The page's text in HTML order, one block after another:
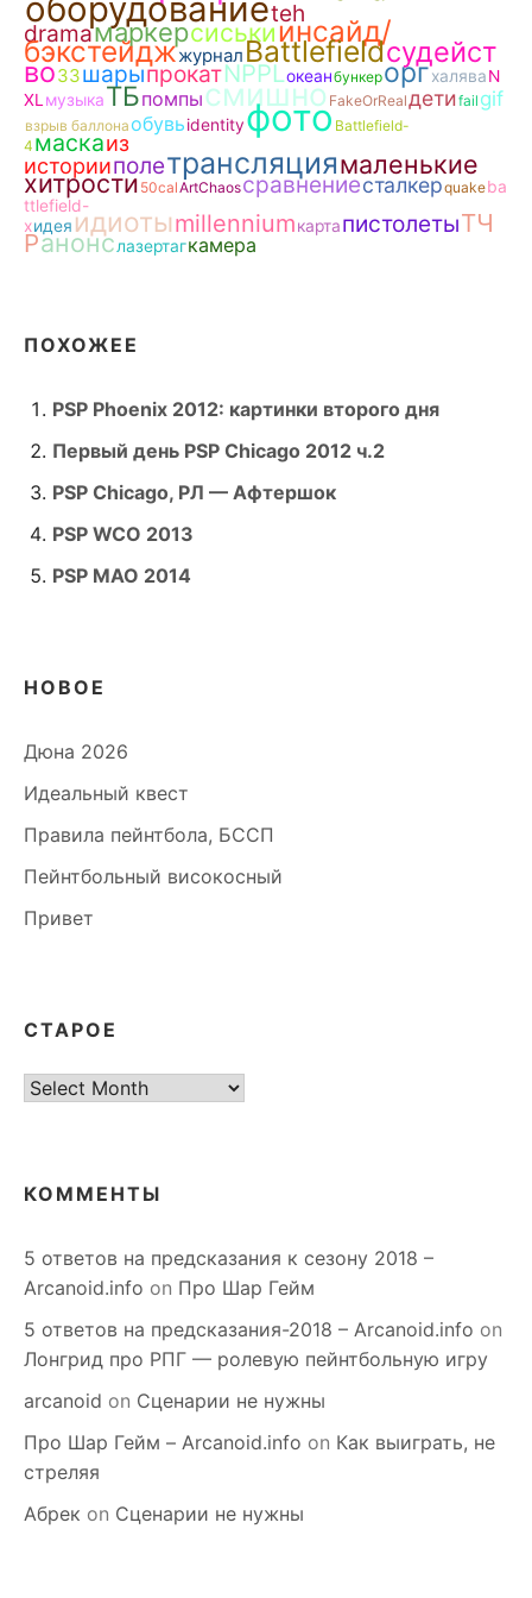
оборудованиеteh
dramaмаркерсиськиинсайд/
бэкстейджжурналBattlefieldсудейст
воЗЗшарыпрокатNPPLокеанбункероргхаляваN
XL музыкаТБпомпысмишно FakeOrRealдетиfail gif
взрыв баллонаобувьidentityфото Battlefield-
4 маскаиз
историиполетрансляциямаленькие
хитрости 50calArtChaosсравнениесталкерquakeba
ttlefield-
xидеяидиотыmillenniumкартапистолетыТЧ
Ранонслазертагкамера
ПОХОЖЕЕ
PSP Phoenix 2012: картинки второго дня
Первый день PSP Chicago 2012 ч.2
PSP Chicago, РЛ — Афтершок
PSP WCO 2013
PSP MAO 2014
НОВОЕ
Дюна 2026
Идеальный квест
Правила пейнтбола, БССП
Пейнтбольный високосный
Привет
СТАРОЕ
старое
КОММЕНТЫ
5 ответов на предсказания к сезону 2018 –
Arcanoid.info on Про Шар Гейм
5 ответов на предсказания-2018 – Arcanoid.info on
Лонгрид про РПГ — ролевую пейнтбольную игру
arcanoid on Сценарии не нужны
Про Шар Гейм – Arcanoid.info on Как выиграть, не
стреляя
Абрек on Сценарии не нужны